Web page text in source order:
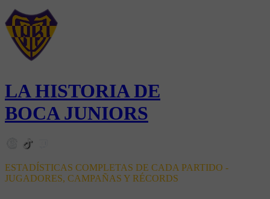
LA HISTORIA DE
BOCA JUNIORS
ESTADÍSTICAS COMPLETAS DE CADA PARTIDO -
JUGADORES, CAMPAÑAS Y RÉCORDS